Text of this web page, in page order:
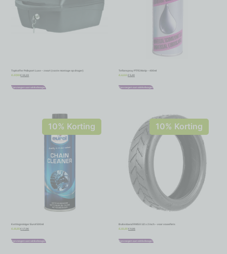
Topkoffer Polisport Luxe – zwart (vaste montage op drager)
€37,99 €34,19
Toevoegen aan winkelwagen
Teflonspray PTFE Motip – 400ml
6,00 €5,40
Toevoegen aan winkelwagen
10% Korting
Kettingreiniger Eurol 500ml
€18,95 €17,06
Toevoegen aan winkelwagen
10% Korting
Buitenband RMS 8 1/2 x 2 inch – voor vouwfiets
10,95 €9,86
Toevoegen aan winkelwagen